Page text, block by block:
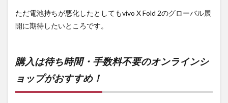
ただ電池持ちが悪化したとしてもvivo X Fold 2のグローバル展
開に期待したいところです。
購入は待ち時間・手数料不要のオンラインシ
ョップがおすすめ！